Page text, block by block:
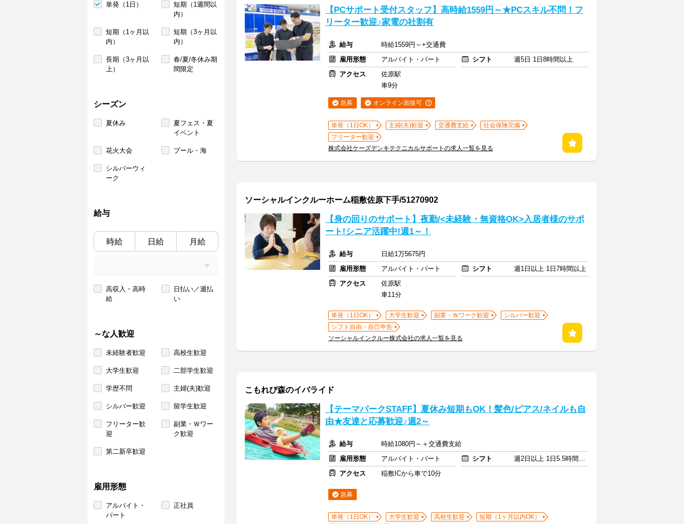
単発（1日）
短期（1週間以
内）
短期（1ヶ月以
内）
短期（3ヶ月以
内）
長期（3ヶ月以
上）
春/夏/冬休み期
間限定
シーズン
夏休み
夏フェス・夏
イベント
花火大会 プール・海
シルバーウィ
ーク
給与
時給 日給 月給
高収入・高時
給
日払い／週払
い
～な人歓迎
未経験者歓迎 高校生歓迎
大学生歓迎 二部学生歓迎
学歴不問 主婦(夫)歓迎
シルバー歓迎 留学生歓迎
フリーター歓
迎
副業・Ｗワー
ク歓迎
第二新卒歓迎
雇用形態
アルバイト・
パート
正社員
【PCサポート受付スタッフ】高時給1559円～★PCスキル不問！フ
リーター歓迎♪家電の社割有
給与
時給1559円～+交通費
雇用形態
アルバイト・パート シフト
週5日 1日8時間以上
アクセス
佐原駅
車9分
急募 オンライン面接可
単発（1日OK） 主婦(夫)歓迎 交通費支給
社会保険完備
フリーター歓迎
株式会社ケーズデンキテクニカルサポートの求人一覧を見る
ソーシャルインクルーホーム稲敷佐原下手/51270902
【身の回りのサポート】夜勤/<未経験・無資格OK>入居者様のサポ
ート!シニア活躍中!週1～！
給与
日給1万5675円
雇用形態
アルバイト・パート シフト
週1日以上 1日7時間以上
アクセス
佐原駅
車11分
単発（1日OK） 大学生歓迎 副業・Ｗワーク歓迎
シルバー歓迎
シフト自由・自己申告
ソーシャルインクルー株式会社の求人一覧を見る
こもれび森のイバライド
【テーマパークSTAFF】夏休み短期もOK！髪色/ピアス/ネイルも自
由★友達と応募歓迎♪週2～
給与
時給1080円～＋交通費支給
雇用形態
アルバイト・パート シフト
週2日以上 1日5.5時間以上
アクセス
稲敷ICから車で10分
急募
単発（1日OK） 大学生歓迎 高校生歓迎
短期（1ヶ月以内OK）